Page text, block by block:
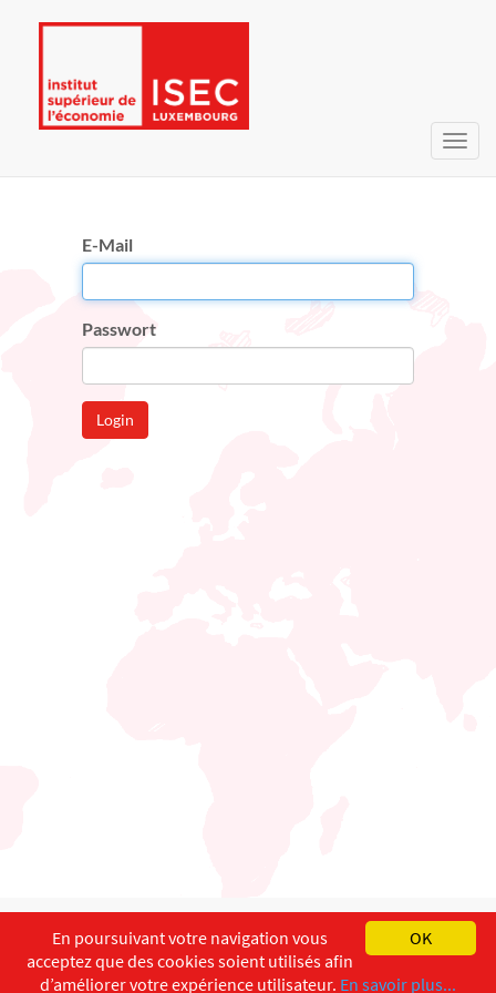
E-Mail
Passwort
Login
English Français
Copyright ©ISEC-AdW Impressum
OK
En poursuivant votre navigation vous
acceptez que des cookies soient utilisés afin
d’améliorer votre expérience utilisateur. En savoir plus...